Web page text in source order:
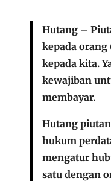
Hutang –
kepada
kepada kita.
kewajiban
membayar.
Hutang
hukum
mengatur
satu dengan